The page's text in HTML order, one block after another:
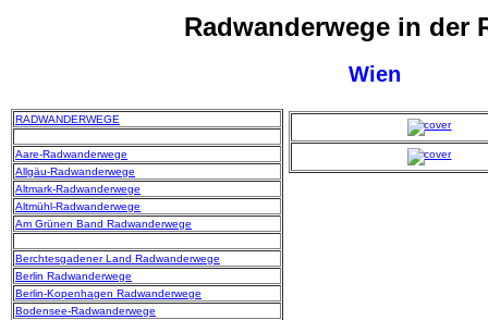
Radwanderwege in der
Wien
RADWANDERWEGE
Aare-Radwanderwege
Allgäu-Radwanderwege
Altmark-Radwanderwege
Altmühl-Radwanderwege
Am Grünen Band Radwanderwege
Berchtesgadener Land Radwanderwege
Berlin Radwanderwege
Berlin-Kopenhagen Radwanderwege
Bodensee-Radwanderwege